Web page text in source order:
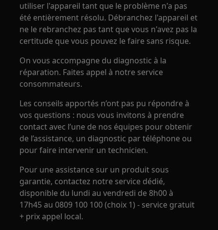
utiliser l'appareil tant que le problème n'a pas
été entièrement résolu. Débranchez l'appareil et
ne le rebranchez pas tant que vous n'avez pas la
certitude que vous pouvez le faire sans risque.
On vous accompagne du diagnostic à la
réparation. Faites appel à notre service
consommateurs.
Les conseils apportés n’ont pas pu répondre à
vos questions : nous vous invitons à prendre
contact avec l’une de nos équipes pour obtenir
de l’assistance, un diagnostic par téléphone ou
pour faire intervenir un technicien.
Pour une assistance sur un produit sous
garantie, contactez notre service dédié,
disponible du lundi au vendredi de 8h00 à
17h45 au 0809 100 100 (choix 1) - service gratuit
+ prix appel local.